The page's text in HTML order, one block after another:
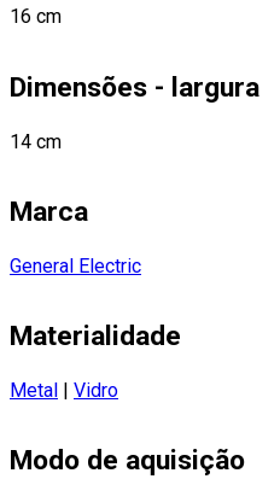
16 cm
Dimensões - largura
14 cm
Marca
General Electric
Materialidade
Metal | Vidro
Modo de aquisição